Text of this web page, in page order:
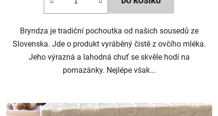
hvězdiček.
Bryndza je tradiční pochoutka od našich sousedů ze
Slovenska. Jde o produkt vyráběný čistě z ovčího mléka.
Jeho výrazná a lahodná chuť se skvěle hodí na
pomazánky. Nejlépe však...